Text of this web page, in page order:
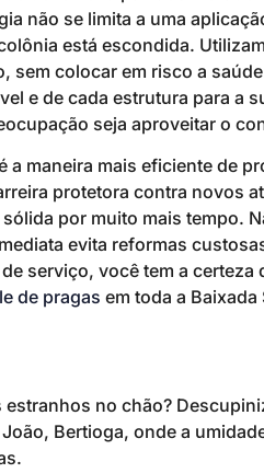
não se limita a uma
está escondida.
colocar em risco a
e de cada estrutura para a
seja aproveitar o
a maneira mais eficiente de
protetora contra novos
por muito mais tempo.
evita reformas
serviço, você tem a certeza
de pragas em toda a
no chão?
Bertioga, onde a